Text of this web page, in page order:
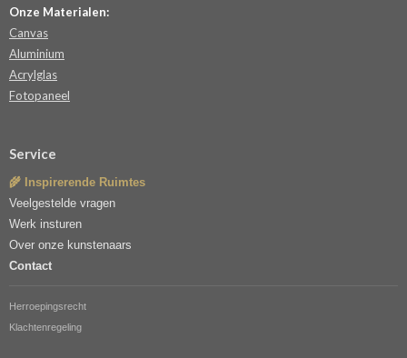
Onze Materialen:
Canvas
Aluminium
Acrylglas
Fotopaneel
Service
🌾 Inspirerende Ruimtes
Veelgestelde vragen
Werk insturen
Over onze kunstenaars
Contact
Herroepingsrecht
Klachtenregeling